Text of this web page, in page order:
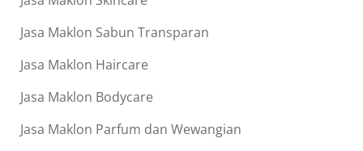
Jasa Maklon Sabun Transparan
Jasa Maklon Haircare
Jasa Maklon Bodycare
Jasa Maklon Parfum dan Wewangian